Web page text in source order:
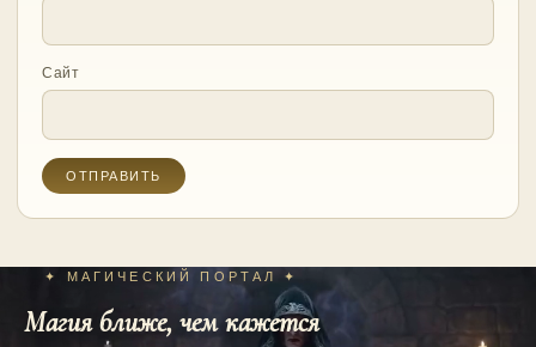
Сайт
✦ МАГИЧЕСКИЙ ПОРТАЛ ✦
Магия ближе, чем кажется